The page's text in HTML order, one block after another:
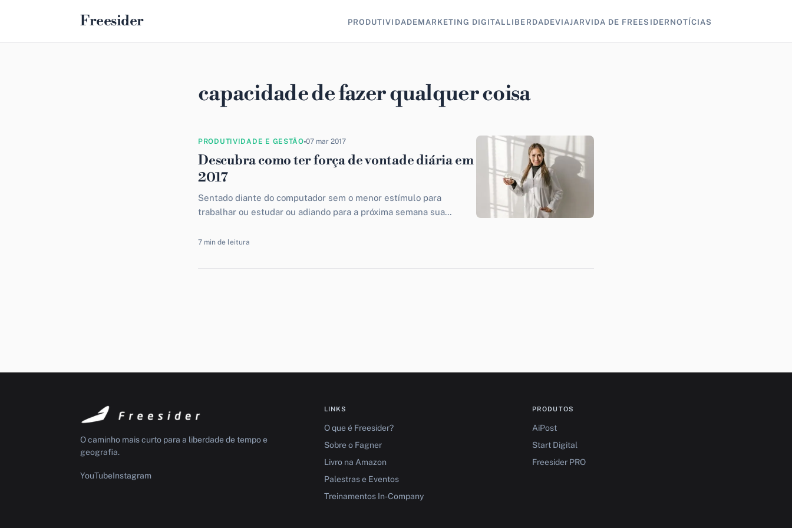
Freesider PRODUTIVIDADEMARKETING DIGITAL LIBERDADEVIAJARVIDA DE FREESIDER NOTÍCIAS
capacidade de fazer qualquer coisa
PRODUTIVIDADE E GESTÃO 07 mar 2017
Descubra como ter força de vontade diária em
2017
Sentado diante do computador sem o menor estímulo para
trabalhar ou estudar ou adiando para a próxima semana sua
7 min de leitura
O caminho mais curto para a liberdade de tempo e
geografia.
YouTubeInstagram
LINKS
O que é Freesider?
Sobre o Fagner
Livro na Amazon
Palestras e Eventos
Treinamentos In-Company
PRODUTOS
AiPost
Start Digital
Freesider PRO